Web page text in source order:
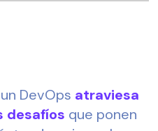
DevOps atraviesa
desafíos que ponen